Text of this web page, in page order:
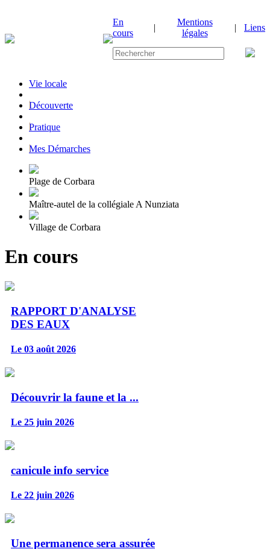
En
cours
|
Mentions
légales
| Liens
Vie locale
|Découverte
|Pratique
|Mes Démarches
Plage de Corbara
Maître-autel de la collégiale A Nunziata
Village de Corbara
En cours
RAPPORT D'ANALYSE
DES EAUX
Le 03 août 2026
Découvrir la faune et la ...
Le 25 juin 2026
canicule info service
Le 22 juin 2026
Une permanence sera assurée